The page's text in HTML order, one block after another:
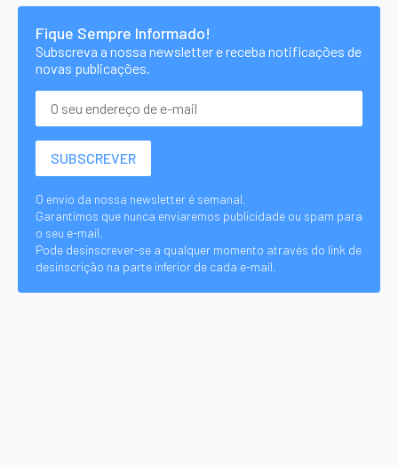
Fique Sempre Informado!
Subscreva a nossa newsletter e receba notificações de
novas publicações.
O envio da nossa newsletter é semanal.
Garantimos que nunca enviaremos publicidade ou spam para
o seu e-mail.
Pode desinscrever-se a qualquer momento através do link de
desinscrição na parte inferior de cada e-mail.